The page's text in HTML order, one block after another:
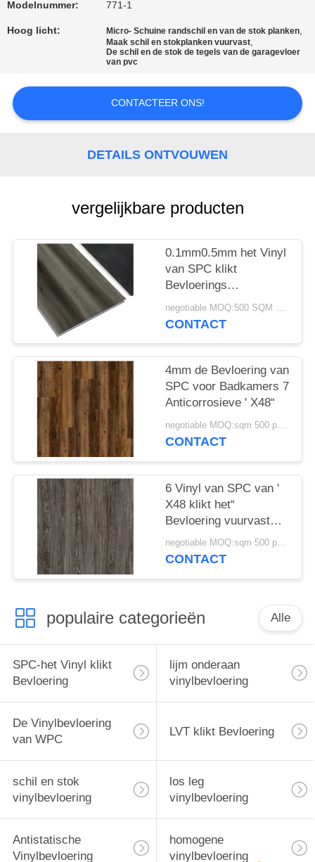
OM
EEN
SITEMAP
Modelnummer: 771-1
Hoog licht: Micro- Schuine randschil en van de stok planken,
Maak schil en stokplanken vuurvast,
De schil en de stok de tegels van de garagevloer
van pvc
CONTACTEER ONS!
DETAILS ONTVOUWEN
vergelijkbare producten
0.1mm0.5mm het Vinyl
van SPC klikt
Bevloerings
Waterdichte 100%
Maagdelijke Antibrand
negotiable MOQ:500 SQM PER KLEUR
CONTACT
4mm de Bevloering van
SPC voor Badkamers 7
Anticorrosieve ' X48“
negotiable MOQ:sqm 500 per kleur
CONTACT
6 Vinyl van SPC van '
X48 klikt het“
Bevloering vuurvast
maakt 3.0mm5.0mm
negotiable MOQ:sqm 500 per kleur
CONTACT
populaire categorieën Alle
SPC-het Vinyl klikt
Bevloering
lijm onderaan
vinylbevloering
De Vinylbevloering
van WPC
LVT klikt Bevloering
schil en stok
vinylbevloering
los leg
vinylbevloering
Antistatische
Vinylbevloering
homogene
vinylbevloering